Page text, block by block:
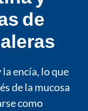
de
encía, lo que
de la mucosa
como